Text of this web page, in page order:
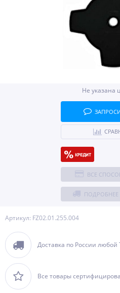
Артикул: FZ02.01.255.004
Доставка по России
Все товары
Не указана
ВСЕ
ПОДРОБНЕЕ